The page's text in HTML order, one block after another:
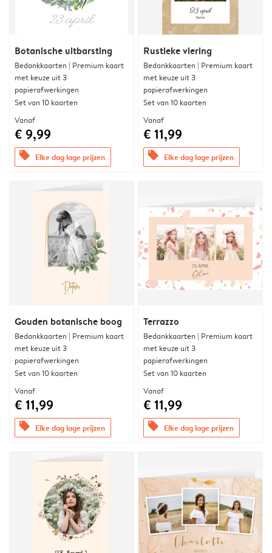
Botanische uitbarsting
Bedankkaarten | Premium kaart
met keuze uit 3
papierafwerkingen
Set van 10 kaarten
Vanaf
€ 9,99
offers Elke dag lage prijzen
Rustieke viering
Bedankkaarten | Premium kaart
met keuze uit 3
papierafwerkingen
Set van 10 kaarten
Vanaf
€ 11,99
offers Elke dag lage prijzen
Gouden botanische boog
Bedankkaarten | Premium kaart
met keuze uit 3
papierafwerkingen
Set van 10 kaarten
Vanaf
€ 11,99
offers Elke dag lage prijzen
Terrazzo
Bedankkaarten | Premium kaart
met keuze uit 3
papierafwerkingen
Set van 10 kaarten
Vanaf
€ 11,99
offers Elke dag lage prijzen